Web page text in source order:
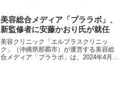
デジタル基盤センターより以下の通り公
開された...
美容総合メディア「プララボ」、
新監修者に安藤かおり氏が就任
美容クリニック「エルプラスクリニッ
ク」（沖縄県那覇市）が運営する美容総
合メディア「プララボ」は、2024年4月8